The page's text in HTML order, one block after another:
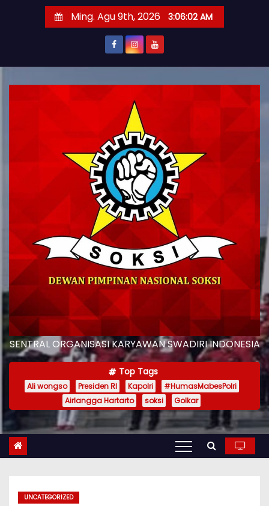
Ming. Agu 9th, 2026 3:06:04 AM
SENTRAL ORGANISASI KARYAWAN SWADIRI INDONESIA
Top Tags
Ali wongso Presiden RI Kapolri
#HumasMabesPolri
Airlangga Hartarto
soksi Golkar
UNCATEGORIZED